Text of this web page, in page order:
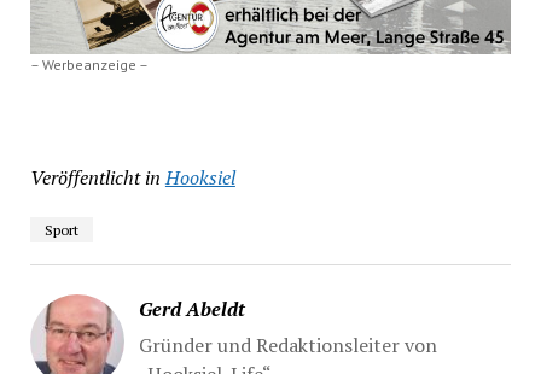
– Werbeanzeige –
Veröffentlicht in Hooksiel
Sport
Gerd Abeldt
Gründer und Redaktionsleiter von